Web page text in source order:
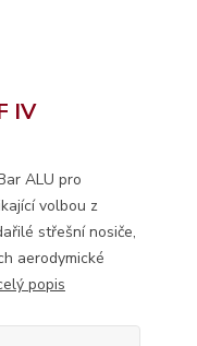
IV
ALU pro
volbou z
střešní nosiče,
aerodymické
popis